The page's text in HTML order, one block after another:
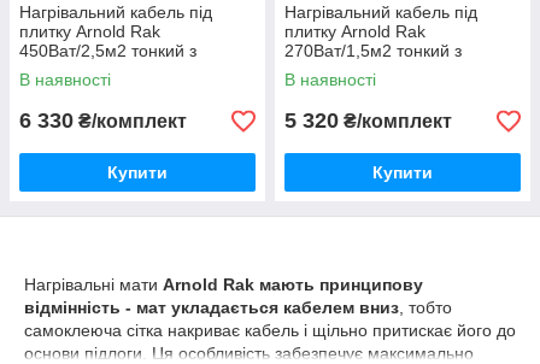
Нагрівальний кабель під
плитку Arnold Rak
450Ват/2,5м2 тонкий з
терморегулятором TWE02
Wi-Fi
В наявності
6 330 ₴/комплект
Купити
Нагрівальний кабель під
плитку Arnold Rak
270Ват/1,5м2 тонкий з
терморегулятором TWE02
Wi-Fi
В наявності
5 320 ₴/комплект
Купити
Нагрівальні мати Arnold Rak мають принципову
відмінність - мат укладається кабелем вниз , тобто
самоклеюча сітка накриває кабель і щільно притискає його до
основи підлоги. Ця особливість забезпечує максимально